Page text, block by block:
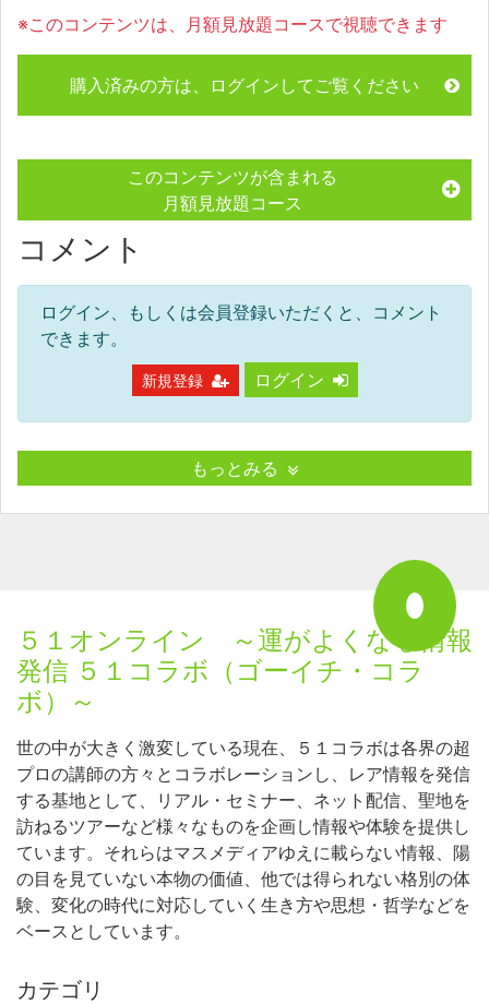
※このコンテンツは、月額見放題コースで視聴できます
購入済みの方は、ログインしてご覧ください
このコンテンツが含まれる
月額見放題コース
コメント
ログイン、もしくは会員登録いただくと、コメント
できます。
新規登録 ログイン
もっとみる
５１オンライン ～運がよくなる情報
発信 ５１コラボ（ゴーイチ・コラ
ボ）～
世の中が大きく激変している現在、５１コラボは各界の超
プロの講師の方々とコラボレーションし、レア情報を発信
する基地として、リアル・セミナー、ネット配信、聖地を
訪ねるツアーなど様々なものを企画し情報や体験を提供し
ています。それらはマスメディアゆえに載らない情報、陽
の目を見ていない本物の価値、他では得られない格別の体
験、変化の時代に対応していく生き方や思想・哲学などを
ベースとしています。
カテゴリ